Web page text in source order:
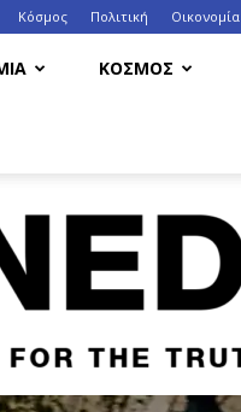
Κόσμος Πολιτική Οικονομία
ΚΟΣΜΟΣ